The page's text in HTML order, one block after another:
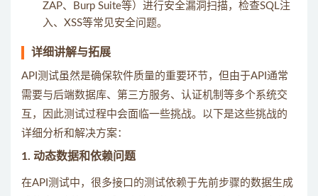
ZAP、Burp Suite等）进行安全漏洞扫描，检查SQL注
入、XSS等常见安全问题。
详细讲解与拓展
API测试虽然是确保软件质量的重要环节，但由于API通常
需要与后端数据库、第三方服务、认证机制等多个系统交
互，因此测试过程中会面临一些挑战。以下是这些挑战的
详细分析和解决方案：
1. 动态数据和依赖问题
在API测试中，很多接口的测试依赖于先前步骤的数据生成